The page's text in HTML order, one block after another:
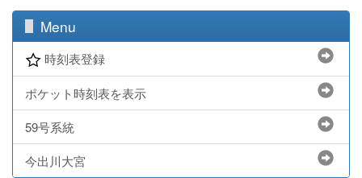
Menu
時刻表登録
ポケット時刻表を表示
59号系統
今出川大宮